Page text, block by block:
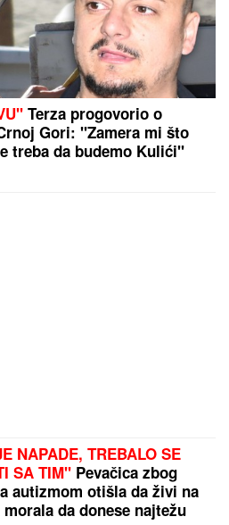
Terza progovorio o
Gori: "Zamera mi što
treba da budemo Kulići"
NAPADE, TREBALO SE
SA TIM" Pevačica zbog
autizmom otišla da živi na
da donese najtežu